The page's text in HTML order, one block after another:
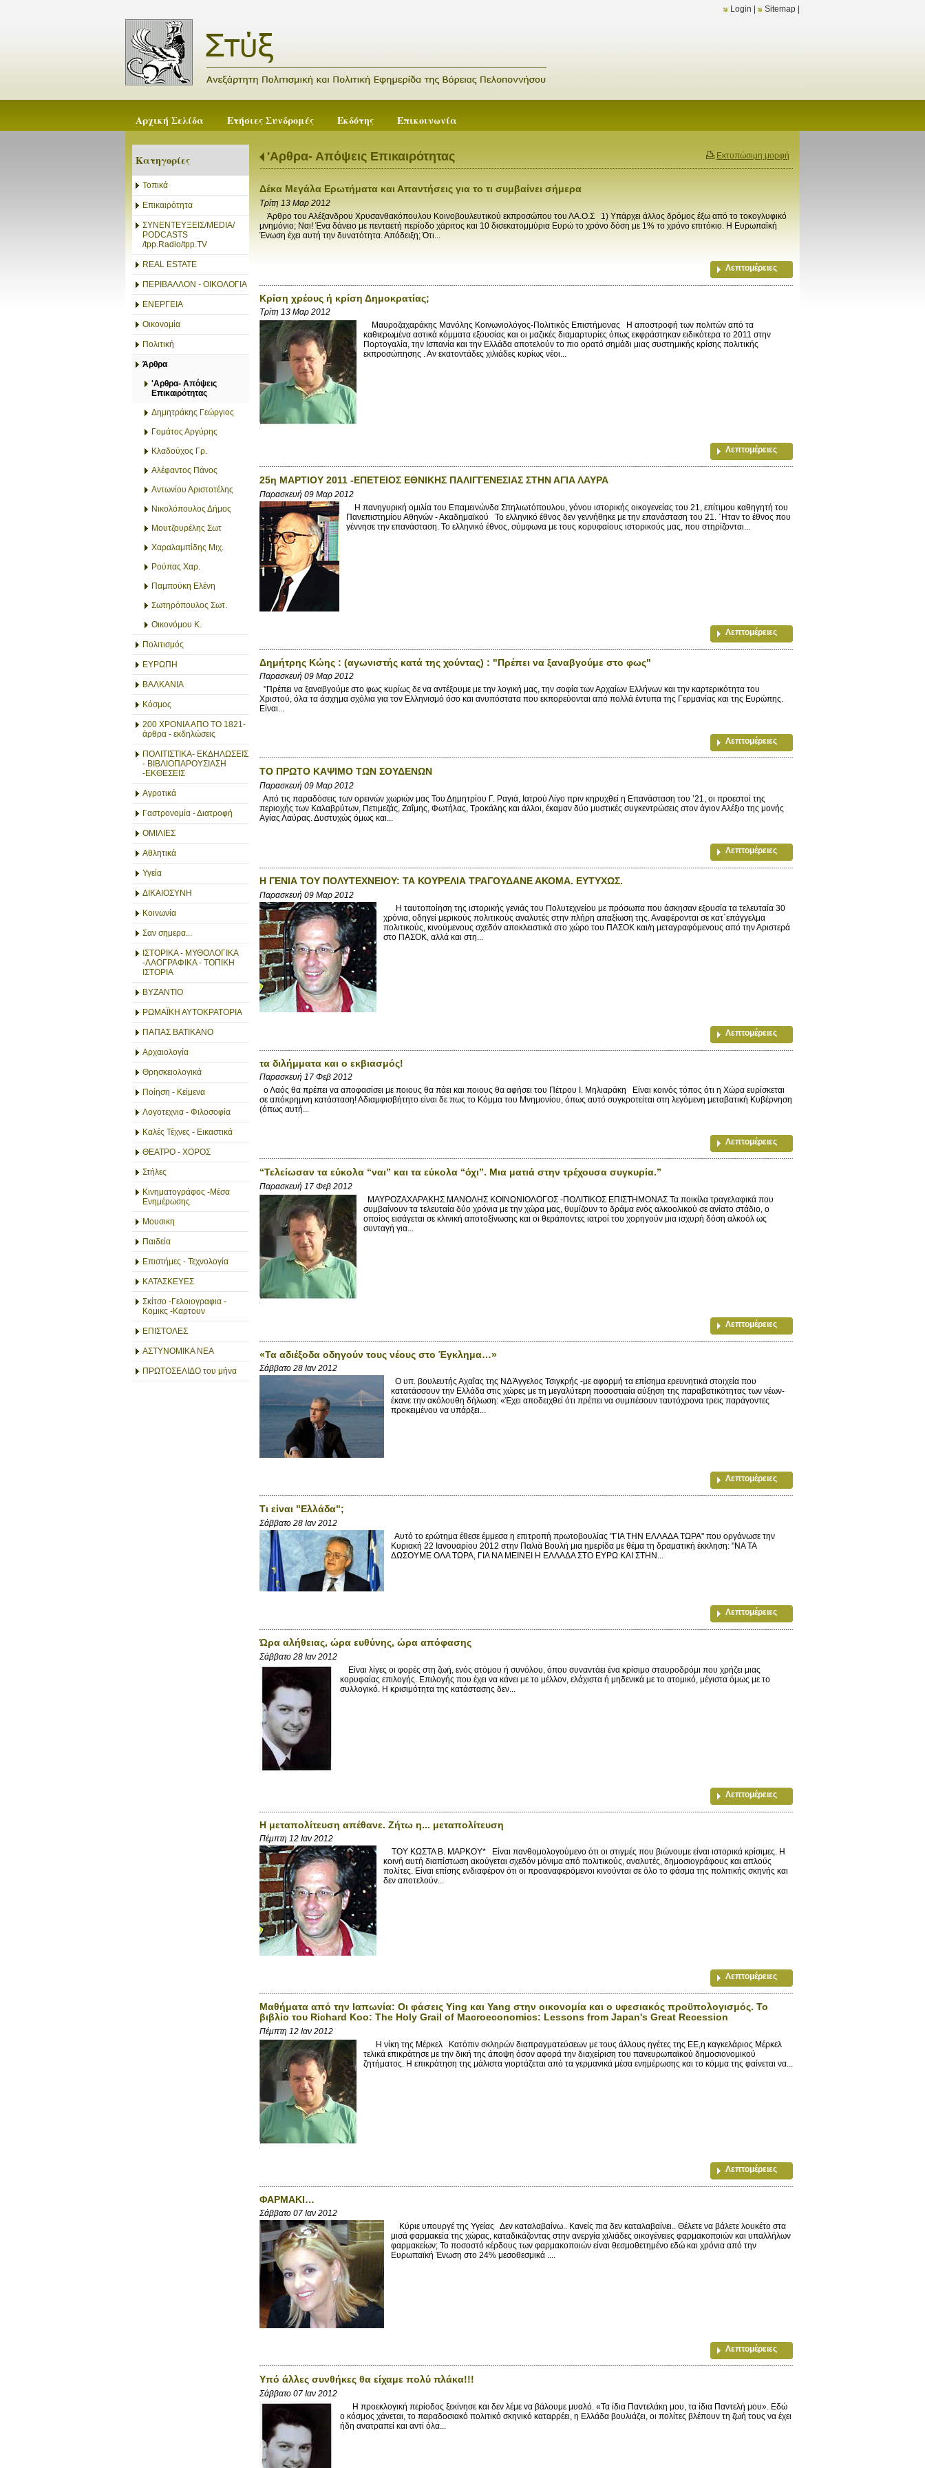
Login Sitemap
Αρχική Σελίδα Ετήσιες Συνδρομές Εκδότης Επικοινωνία
Κατηγορίες
Τοπικά
Επικαιρότητα
ΣΥΝΕΝΤΕΥΞΕΙΣ/MEDIA/
PODCASTS
/tpp.Radio/tpp.TV
REAL ESTATE
ΠΕΡΙΒΑΛΛΟΝ - ΟΙΚΟΛΟΓΙΑ
ΕΝΕΡΓΕΙΑ
Οικονομία
Πολιτική
Άρθρα
'Αρθρα- Απόψεις
Επικαιρότητας
Δημητράκης Γεώργιος
Γομάτος Αργύρης
Κλαδούχος Γρ.
Αλέφαντος Πάνος
Αντωνίου Αριστοτέλης
Νικολόπουλος Δήμος
Μουτζουρέλης Σωτ
Χαραλαμπίδης Μιχ.
Ρούπας Χαρ.
Παμπούκη Ελένη
Σωτηρόπουλος Σωτ.
Οικονόμου Κ.
Πολιτισμός
ΕΥΡΩΠΗ
ΒΑΛΚΑΝΙΑ
Κόσμος
200 ΧΡΟΝΙΑ ΑΠΟ ΤΟ 1821-
άρθρα - εκδηλώσεις
ΠΟΛΙΤΙΣΤΙΚΑ- ΕΚΔΗΛΩΣΕΙΣ
- ΒΙΒΛΙΟΠΑΡΟΥΣΙΑΣΗ
-ΕΚΘΕΣΕΙΣ
Αγροτικά
Γαστρονομία - Διατροφή
ΟΜΙΛΙΕΣ
Αθλητικά
Υγεία
ΔΙΚΑΙΟΣΥΝΗ
Κοινωνία
Σαν σημερα...
ΙΣΤΟΡΙΚΑ - ΜΥΘΟΛΟΓΙΚΑ
-ΛΑΟΓΡΑΦΙΚΑ - ΤΟΠΙΚΗ
ΙΣΤΟΡΙΑ
ΒΥΖΑΝΤΙΟ
ΡΩΜΑΪΚΗ ΑΥΤΟΚΡΑΤΟΡΙΑ
ΠΑΠΑΣ ΒΑΤΙΚΑΝΟ
Αρχαιολογία
Θρησκειολογικά
Ποίηση - Κείμενα
Λογοτεχνια - Φιλοσοφία
Καλές Τέχνες - Εικαστικά
ΘΕΑΤΡΟ - ΧΟΡΟΣ
Στήλες
Κινηματογράφος -Μέσα
Ενημέρωσης
Μουσικη
Παιδεία
Επιστήμες - Τεχνολογία
ΚΑΤΑΣΚΕΥΕΣ
Σκίτσο -Γελοιογραφια -
Κομικς -Καρτουν
ΕΠΙΣΤΟΛΕΣ
ΑΣΤΥΝΟΜΙΚΑ ΝΕΑ
ΠΡΩΤΟΣΕΛΙΔΟ του μήνα
Εκτυπώσιμη μορφή
'Αρθρα- Απόψεις Επικαιρότητας
Δέκα Μεγάλα Ερωτήματα και Απαντήσεις για το τι συμβαίνει σήμερα
Τρίτη 13 Μαρ 2012
Άρθρο του Αλέξανδρου Χρυσανθακόπουλου Κοινοβουλευτικού εκπροσώπου του ΛΑ.Ο.Σ 1) Υπάρχει άλλος δρόμος έξω από το τοκογλυφικό
μνημόνιο; Ναι! Ένα δάνειο με πενταετή περίοδο χάριτος και 10 δισεκατομμύρια Ευρώ το χρόνο δόση με 1% το χρόνο επιτόκιο. Η Ευρωπαϊκή
Ένωση έχει αυτή την δυνατότητα. Απόδειξη; Ότι...
Λεπτομέρειες
Κρίση χρέους ή κρίση Δημοκρατίας;
Τρίτη 13 Μαρ 2012
Μαυροζαχαράκης Μανόλης Κοινωνιολόγος-Πολιτικός Επιστήμονας Η αποστροφή των πολιτών από τα
καθιερωμένα αστικά κόμματα εξουσίας και οι μαζικές διαμαρτυρίες όπως εκφράστηκαν ειδικότερα το 2011 στην
Πορτογαλία, την Ισπανία και την Ελλάδα αποτελούν το πιο ορατό σημάδι μιας συστημικής κρίσης πολιτικής
εκπροσώπησης . Αν εκατοντάδες χιλιάδες κυρίως νέοι...
Λεπτομέρειες
25η ΜΑΡΤΙΟΥ 2011 -ΕΠΕΤΕΙΟΣ ΕΘΝΙΚΗΣ ΠΑΛΙΓΓΕΝΕΣΙΑΣ ΣΤΗΝ ΑΓΙΑ ΛΑΥΡΑ
Παρασκευή 09 Μαρ 2012
Η πανηγυρική ομιλία του Επαμεινώνδα Σπηλιωτόπουλου, γόνου ιστορικής οικογενείας του 21, επίτιμου καθηγητή του
Πανεπιστημίου Αθηνών - Ακαδημαϊκού Το ελληνικό έθνος δεν γεννήθηκε με την επανάσταση του 21. ΄Ηταν το έθνος που
γέννησε την επανάσταση. Το ελληνικό έθνος, σύμφωνα με τους κορυφαίους ιστορικούς μας, που στηρίζονται...
Λεπτομέρειες
Δημήτρης Κώης : (αγωνιστής κατά της χούντας) : "Πρέπει να ξαναβγούμε στο φως"
Παρασκευή 09 Μαρ 2012
"Πρέπει να ξαναβγούμε στο φως κυρίως δε να αντέξουμε με την λογική μας, την σοφία των Αρχαίων Ελλήνων και την καρτερικότητα του
Χριστού, όλα τα άσχημα σχόλια για τον Ελληνισμό όσο και ανυπόστατα που εκπορεύονται από πολλά έντυπα της Γερμανίας και της Ευρώπης.
Είναι...
Λεπτομέρειες
ΤΟ ΠΡΩΤΟ ΚΑΨΙΜΟ ΤΩΝ ΣΟΥΔΕΝΩΝ
Παρασκευή 09 Μαρ 2012
Από τις παραδόσεις των ορεινών χωριών μας Του Δημητρίου Γ. Ραγιά, Ιατρού Λίγο πριν κηρυχθεί η Επανάσταση του ’21, οι προεστοί της
περιοχής των Καλαβρύτων, Πετιμεζάς, Ζαΐμης, Φωτήλας, Τροκάλης και άλλοι, έκαμαν δύο μυστικές συγκεντρώσεις στον άγιον Αλέξιο της μονής
Αγίας Λαύρας. Δυστυχώς όμως και...
Λεπτομέρειες
Η ΓΕΝΙΑ ΤΟΥ ΠΟΛΥΤΕΧΝΕΙΟΥ: ΤΑ ΚΟΥΡΕΛΙΑ ΤΡΑΓΟΥΔΑΝΕ ΑΚΟΜΑ. ΕΥΤΥΧΩΣ.
Παρασκευή 09 Μαρ 2012
Η ταυτοποίηση της ιστορικής γενιάς του Πολυτεχνείου με πρόσωπα που άσκησαν εξουσία τα τελευταία 30
χρόνια, οδηγεί μερικούς πολιτικούς αναλυτές στην πλήρη απαξίωση της. Αναφέρονται σε κατ`επάγγελμα
πολιτικούς, κινούμενους σχεδόν αποκλειστικά στο χώρο του ΠΑΣΟΚ και/η μεταγραφόμενους από την Αριστερά
στο ΠΑΣΟΚ, αλλά και στη...
Λεπτομέρειες
τα διλήμματα και ο εκβιασμός!
Παρασκευή 17 Φεβ 2012
ο Λαός θα πρέπει να αποφασίσει με ποιους θα πάει και ποιους θα αφήσει του Πέτρου Ι. Μηλιαράκη Είναι κοινός τόπος ότι η Χώρα ευρίσκεται
σε απόκρημνη κατάσταση! Αδιαμφισβήτητο είναι δε πως το Κόμμα του Μνημονίου, όπως αυτό συγκροτείται στη λεγόμενη μεταβατική Κυβέρνηση
(όπως αυτή...
Λεπτομέρειες
“Τελείωσαν τα εύκολα “ναι” και τα εύκολα “όχι”. Μια ματιά στην τρέχουσα συγκυρία.”
Παρασκευή 17 Φεβ 2012
ΜΑΥΡΟΖΑΧΑΡΑΚΗΣ ΜΑΝΟΛΗΣ ΚΟΙΝΩΝΙΟΛΟΓΟΣ -ΠΟΛΙΤΙΚΟΣ ΕΠΙΣΤΗΜΟΝΑΣ Τα ποικίλα τραγελαφικά που
συμβαίνουν τα τελευταία δύο χρόνια με την χώρα μας, θυμίζουν το δράμα ενός αλκοολικού σε ανίατο στάδιο, ο
οποίος εισάγεται σε κλινική αποτοξίνωσης και οι θεράποντες ιατροί του χορηγούν μια ισχυρή δόση αλκοόλ ως
συνταγή για...
Λεπτομέρειες
«Τα αδιέξοδα οδηγούν τους νέους στο Έγκλημα…»
Σάββατο 28 Ιαν 2012
Ο υπ. βουλευτής Αχαΐας της ΝΔ Άγγελος Τσιγκρής -με αφορμή τα επίσημα ερευνητικά στοιχεία που
κατατάσσουν την Ελλάδα στις χώρες με τη μεγαλύτερη ποσοστιαία αύξηση της παραβατικότητας των νέων-
έκανε την ακόλουθη δήλωση: «Έχει αποδειχθεί ότι πρέπει να συμπέσουν ταυτόχρονα τρεις παράγοντες
προκειμένου να υπάρξει...
Λεπτομέρειες
Τι είναι "Ελλάδα";
Σάββατο 28 Ιαν 2012
Αυτό το ερώτημα έθεσε έμμεσα η επιτροπή πρωτοβουλίας "ΓΙΑ ΤΗΝ ΕΛΛΑΔΑ ΤΩΡΑ" που οργάνωσε την
Κυριακή 22 Ιανουαρίου 2012 στην Παλιά Βουλή μια ημερίδα με θέμα τη δραματική έκκληση: "ΝΑ ΤΑ
ΔΩΣΟΥΜΕ ΟΛΑ ΤΩΡΑ, ΓΙΑ ΝΑ ΜΕΙΝΕΙ Η ΕΛΛΑΔΑ ΣΤΟ ΕΥΡΩ ΚΑΙ ΣΤΗΝ...
Λεπτομέρειες
Ώρα αλήθειας, ώρα ευθύνης, ώρα απόφασης
Σάββατο 28 Ιαν 2012
Είναι λίγες οι φορές στη ζωή, ενός ατόμου ή συνόλου, όπου συναντάει ένα κρίσιμο σταυροδρόμι που χρήζει μιας
κορυφαίας επιλογής. Επιλογής που έχει να κάνει με το μέλλον, ελάχιστα ή μηδενικά με το ατομικό, μέγιστα όμως με το
συλλογικό. Η κρισιμότητα της κατάστασης δεν...
Λεπτομέρειες
Η μεταπολίτευση απέθανε. Ζήτω η... μεταπολίτευση
Πέμπτη 12 Ιαν 2012
ΤΟΥ ΚΩΣΤΑ Β. ΜΑΡΚΟΥ* Eίναι πανθομολογούμενο ότι οι στιγμές που βιώνουμε είναι ιστορικά κρίσιμες. Η
κοινή αυτή διαπίστωση ακούγεται σχεδόν μόνιμα από πολιτικούς, αναλυτές, δημοσιογράφους και απλούς
πολίτες. Είναι επίσης ενδιαφέρον ότι οι προαναφερόμενοι κινούνται σε όλο το φάσμα της πολιτικής σκηνής και
δεν αποτελούν...
Λεπτομέρειες
Μαθήματα από την Ιαπωνία: Οι φάσεις Υing και Yang στην οικονομία και ο υφεσιακός προϋπολογισμός. Το
βιβλίο του Richard Koo: The Holy Grail of Macroeconomics: Lessons from Japan's Great Recession
Πέμπτη 12 Ιαν 2012
Η νίκη της Μέρκελ Κατόπιν σκληρών διαπραγματεύσεων με τους άλλους ηγέτες της ΕΕ,η καγκελάριος Μέρκελ
τελικά επικράτησε με την δική της άποψη όσον αφορά την διαχείριση του πανευρωπαϊκού δημοσιονομικού
ζητήματος. Η επικράτηση της μάλιστα γιορτάζεται από τα γερμανικά μέσα ενημέρωσης και το κόμμα της φαίνεται να...
Λεπτομέρειες
ΦΑΡΜΑΚΙ…
Σάββατο 07 Ιαν 2012
Κύριε υπουργέ της Υγείας Δεν καταλαβαίνω.. Κανείς πια δεν καταλαβαίνει.. Θέλετε να βάλετε λουκέτο στα
μισά φαρμακεία της χώρας, καταδικάζοντας στην ανεργία χιλιάδες οικογένειες φαρμακοποιών και υπαλλήλων
φαρμακείων; Το ποσοστό κέρδους των φαρμακοποιών είναι θεσμοθετημένο εδώ και χρόνια από την
Ευρωπαϊκή Ένωση στο 24% μεσοθεσμικά ....
Λεπτομέρειες
Υπό άλλες συνθήκες θα είχαμε πολύ πλάκα!!!
Σάββατο 07 Ιαν 2012
Η προεκλογική περίοδος ξεκίνησε και δεν λέμε να βάλουμε μυαλό. «Τα ίδια Παντελάκη μου, τα ίδια Παντελή μου». Εδώ
ο κόσμος χάνεται, το παραδοσιακό πολιτικό σκηνικό καταρρέει, η Ελλάδα βουλιάζει, οι πολίτες βλέπουν τη ζωή τους να έχει
ήδη ανατραπεί και αντί όλα...